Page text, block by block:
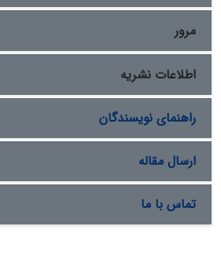
مرور
اطلاعات نشریه
راهنمای نویسندگان
ارسال مقاله
تماس با ما